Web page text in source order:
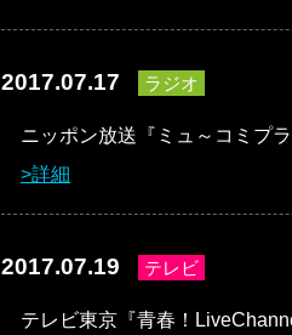
2017.07.17 ラジオ
ニッポン放送『ミュ～コミプラ
詳細
2017.07.19 テレビ
テレビ東京『青春！